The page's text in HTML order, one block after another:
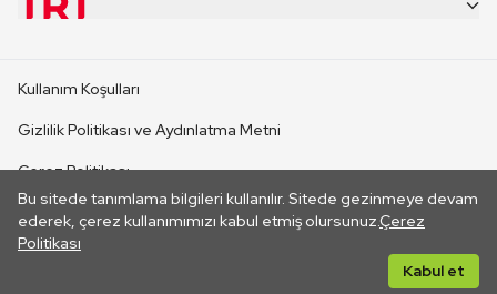
Bu sitede tanımlama bilgileri kullanılır. Sitede gezinmeye devam
ederek, çerez kullanımımızı kabul etmiş olursunuz.Çerez
Politikası
Kabul et
CANLI YAYINLAR
Kullanım Koşulları
Gizlilik Politikası ve Aydınlatma Metni
Çerez Politikası
İletişim
Her hakkı saklıdır. ©2026 TRT. Bağlantı yoluyla gidilen dış